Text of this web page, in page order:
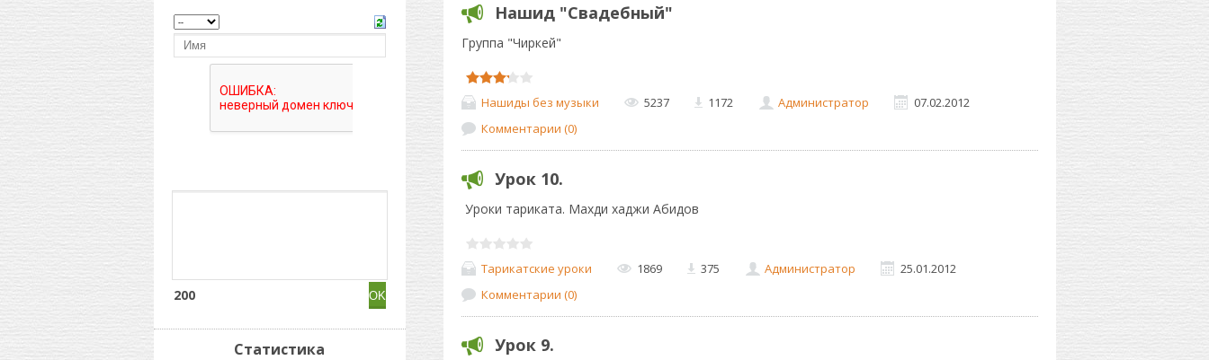
Нашид "Свадебный"
Группа "Чиркей"
Нашиды без музыки 5237 1172 Администратор
07.02.2012
Комментарии (0)
Урок 10.
Уроки тариката. Махди хаджи Абидов
Тарикатские уроки 1869 375 Администратор
25.01.2012
Комментарии (0)
Урок 9.
200
Статистика